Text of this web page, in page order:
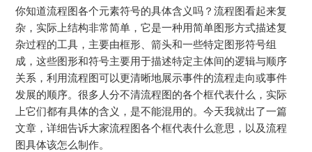
你知道流程图各个元素符号的具体含义吗？流程图看起来复
杂，实际上结构非常简单，它是一种用简单图形方式描述复
杂过程的工具，主要由框形、箭头和一些特定图形符号组
成，这些图形和符号主要用于描述特定主体间的逻辑与顺序
关系，利用流程图可以更清晰地展示事件的流程走向或事件
发展的顺序。很多人分不清流程图的各个框代表什么，实际
上它们都有具体的含义，是不能混用的。今天我就出了一篇
文章，详细告诉大家流程图各个框代表什么意思，以及流程
图具体该怎么制作。